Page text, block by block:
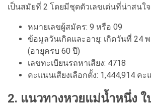
เป็นสมัยที่ 2 โดยมีชุดตัวเลขเด่นที่น่าสนใ
หมายเลขผู้สมัคร: 9 หรือ 09
ข้อมูลวันเกิดและอายุ: เกิดวันที่ 24
(อายุครบ 60 ปี)
เลขทะเบียนรถหาเสียง: 4718
คะแนนเสียงเลือกตั้ง: 1,444,914 ค
2. แนวทางหวยแม่น้ำหนึ่ง ใ